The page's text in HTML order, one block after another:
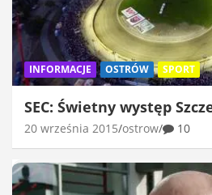
INFORMACJE OSTRÓW SPORT
SEC: Świetny występ
20 września 2015 ostrow 10